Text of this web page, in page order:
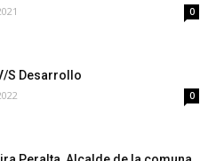
0
S Desarrollo
0